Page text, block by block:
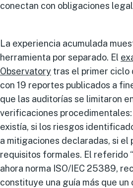
conectan con obligaciones
La experiencia acumulada
herramienta por separado. El
Observatory tras el primer ciclo
con 19 reportes publicados a
que las auditorías se limitaron
verificaciones
existía, si los riesgos
a mitigaciones declaradas, si el
requisitos formales. El referido
ahora norma ISO/IEC 25389,
constituye una guía más que un